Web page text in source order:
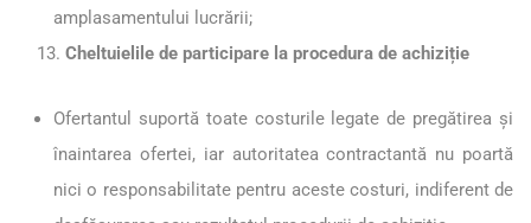
amplasamentului lucrării;
Cheltuielile de participare la procedura de achiziție
Ofertantul suportă toate costurile legate de pregătirea şi
înaintarea ofertei, iar autoritatea contractantă nu poartă
nici o responsabilitate pentru aceste costuri, indiferent de